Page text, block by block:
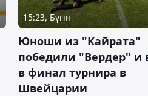
15:23, Бүгін
Юноши из "Кайрата"
победили "Вердер"
в финал турнира в
Швейцарии